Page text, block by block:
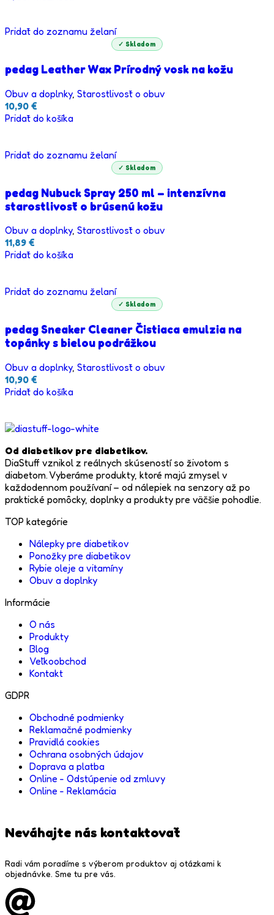
Pridať do zoznamu želaní
✓ Skladom
pedag Leather Wax Prírodný vosk na kožu
Obuv a doplnky, Starostlivosť o obuv
10,90 €
Pridať do košíka
Pridať do zoznamu želaní
✓ Skladom
pedag Nubuck Spray 250 ml – intenzívna
starostlivosť o brúsenú kožu
Obuv a doplnky, Starostlivosť o obuv
11,89 €
Pridať do košíka
Pridať do zoznamu želaní
✓ Skladom
pedag Sneaker Cleaner Čistiaca emulzia na
topánky s bielou podrážkou
Obuv a doplnky, Starostlivosť o obuv
10,90 €
Pridať do košíka
Od diabetikov pre diabetikov.
DiaStuff vznikol z reálnych skúseností so životom s
diabetom. Vyberáme produkty, ktoré majú zmysel v
každodennom používaní – od nálepiek na senzory až po
praktické pomôcky, doplnky a produkty pre väčšie pohodlie.
TOP kategórie
Nálepky pre diabetikov
Ponožky pre diabetikov
Rybie oleje a vitamíny
Obuv a doplnky
Informácie
O nás
Produkty
Blog
Veľkoobchod
Kontakt
GDPR
Obchodné podmienky
Reklamačné podmienky
Pravidlá cookies
Ochrana osobných údajov
Doprava a platba
Online - Odstúpenie od zmluvy
Online - Reklamácia
Neváhajte nás kontaktovať
Radi vám poradíme s výberom produktov aj otázkami k
objednávke. Sme tu pre vás.